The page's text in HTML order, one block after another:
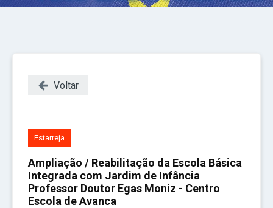
Voltar
Estarreja
Ampliação / Reabilitação da Escola Básica
Integrada com Jardim de Infância
Professor Doutor Egas Moniz - Centro
Escola de Avanca